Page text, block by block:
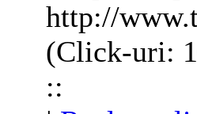
http://
(Click-uri:
::